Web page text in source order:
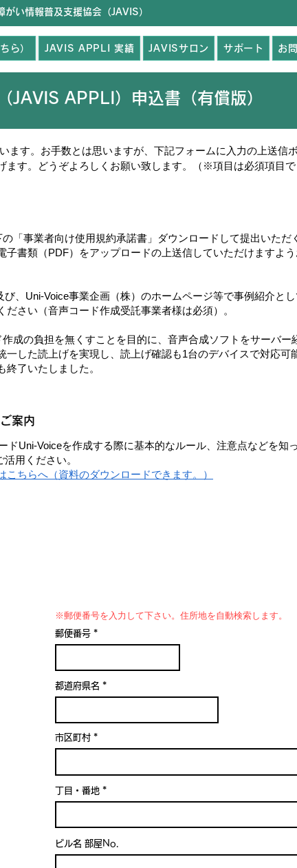
い情報普及支援協会（JAVIS）
ら） JAVIS APPLI 実績 JAVISサロン サポート お
APPLI）申込書（有償版）
ます。お手数とは思いますが、下記フォームに入力の上送信
ます。どうぞよろしくお願い致します。（※項目は必須項目で
「事業者向け使用規約承諾書」ダウンロードして提出いただ
書類（PDF）をアップロードの上送信していただけますよ
、Uni-Voice事業企画（株）のホームページ等で事例紹介と
さい（音声コード作成受託事業者様は必須）。
成の負担を無くすことを目的に、音声合成ソフトをサーバー
した読上げを実現し、読上げ確認も1台のデバイスで対応可
了いたしました。
案内
ドUni-Voiceを作成する際に基本的なルール、注意点などを知
用ください。
ちらへ（資料のダウンロードできます。）
※郵便番号を入力して下さい。住所地を自動検索します。
郵便番号
都道府県名
市区町村
丁目・番地
ビル名 部屋No.